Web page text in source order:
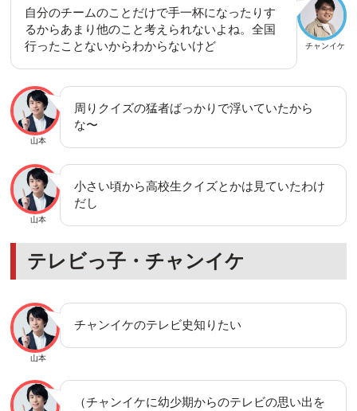
チャンイケ
自分のチームのことだけで手一杯になったりす
るからあまり他のこと考えられないよね。全国
行ったことないからわからないけど
山本
周りクイズの猛者ばっかりで浮いていたから
な〜
山本
小さい頃から高校生クイズとかは見ていたわけ
だし
テレビっ子・チャンイケ
山本
チャンイケのテレビ史知りたい
（チャンイケに幼少期からのテレビの思い出を